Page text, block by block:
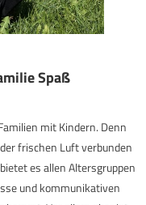
Spaß
mit Kindern. Denn
frischen Luft verbunden
es allen Altersgruppen
und kommunikativen